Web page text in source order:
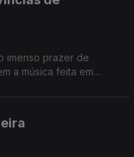
imenso prazer de
a música feita em